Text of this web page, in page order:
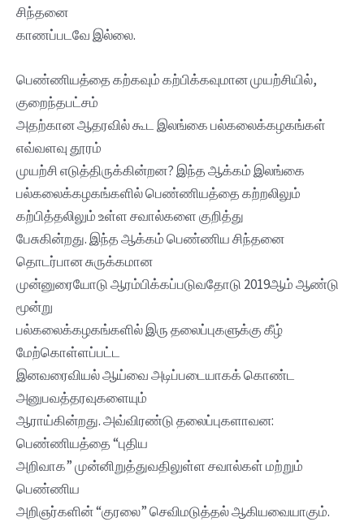
சிந்தனை
காணப்படவே இல்லை.
பெண்ணியத்தை கற்கவும் கற்பிக்கவுமான முயற்சியில்,
குறைந்தபட்சம்
அதற்கான ஆதரவில் கூட இலங்கை பல்கலைக்கழகங்கள்
எவ்வளவு தூரம்
முயற்சி எடுத்திருக்கின்றன? இந்த ஆக்கம் இலங்கை
பல்கலைக்கழகங்களில் பெண்ணியத்தை கற்றலிலும்
கற்பித்தலிலும் உள்ள சவால்களை குறித்து
பேசுகின்றது. இந்த ஆக்கம் பெண்ணிய சிந்தனை
தொடர்பான சுருக்கமான
முன்னுரையோடு ஆரம்பிக்கப்படுவதோடு 2019ஆம் ஆண்டு
மூன்று
பல்கலைக்கழகங்களில் இரு தலைப்புகளுக்கு கீழ்
மேற்கொள்ளப்பட்ட
இனவரைவியல் ஆய்வை அடிப்படையாகக் கொண்ட
அனுபவத்தரவுகளையும்
ஆராய்கின்றது. அவ்விரண்டு தலைப்புகளாவன:
பெண்ணியத்தை “புதிய
அறிவாக” முன்னிறுத்துவதிலுள்ள சவால்கள் மற்றும்
பெண்ணிய
அறிஞர்களின் “குரலை” செவிமடுத்தல் ஆகியவையாகும்.